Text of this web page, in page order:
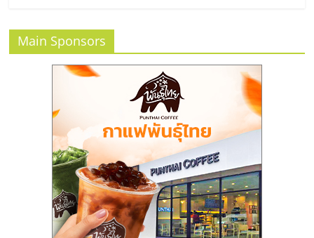
ที่
แฟ
ไชส์,
Main Sponsors